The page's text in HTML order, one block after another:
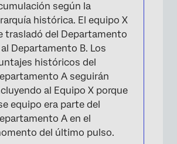
según la
histórica. El equipo X
trasladó del Departamento
Departamento B. Los
históricos del
A seguirán
al Equipo X porque
equipo era parte del
A en el
del último pulso.